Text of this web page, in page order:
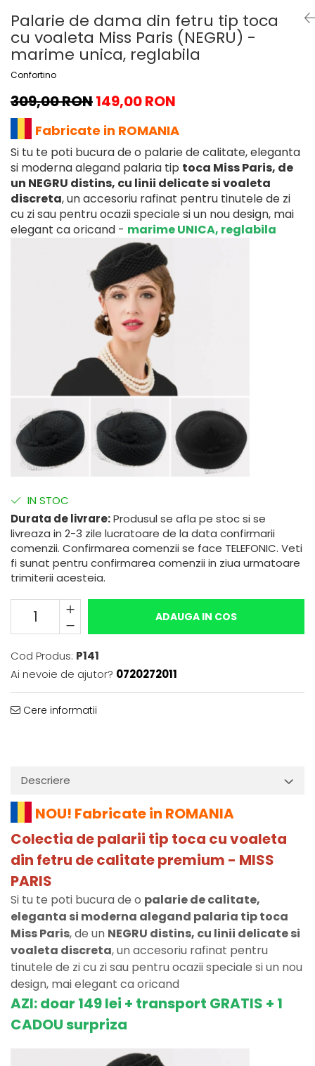
Palarie de dama din fetru tip toca
cu voaleta Miss Paris (NEGRU) -
marime unica, reglabila
Confortino
309,00 RON149,00 RON
Fabricate in ROMANIA
Si tu te poti bucura de o palarie de calitate, eleganta
si moderna alegand palaria tip toca Miss Paris, de
un NEGRU distins, cu linii delicate si voaleta
discreta, un accesoriu rafinat pentru tinutele de zi
cu zi sau pentru ocazii speciale si un nou design, mai
elegant ca oricand - marime UNICA, reglabila
IN STOC
Durata de livrare:Produsul se afla pe stoc si se
livreaza in 2-3 zile lucratoare de la data confirmarii
comenzii. Confirmarea comenzii se face TELEFONIC. Veti
fi sunat pentru confirmarea comenzii in ziua urmatoare
trimiterii acesteia.
ADAUGA IN COS
Cod Produs: P141
Ai nevoie de ajutor? 0720272011
Cere informatii
Descriere
NOU! Fabricate in ROMANIA
Colectia de palarii tip toca cu voaleta
din fetru de calitate premium - MISS
PARIS
Si tu te poti bucura de o palarie de calitate,
eleganta si moderna alegand palaria tip toca
Miss Paris, de un NEGRU distins, cu linii delicate si
voaleta discreta, un accesoriu rafinat pentru
tinutele de zi cu zi sau pentru ocazii speciale si un nou
design, mai elegant ca oricand
AZI: doar 149 lei + transport GRATIS + 1
CADOU surpriza